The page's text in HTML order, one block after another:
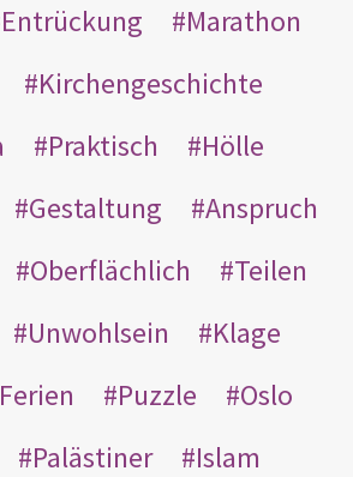
Entrückung
Marathon
Kirchengeschichte
Praktisch
Hölle
Gestaltung
Anspruch
Oberflächlich
Teilen
Unwohlsein
Klage
Ferien Puzzle
Oslo
Palästiner
Islam